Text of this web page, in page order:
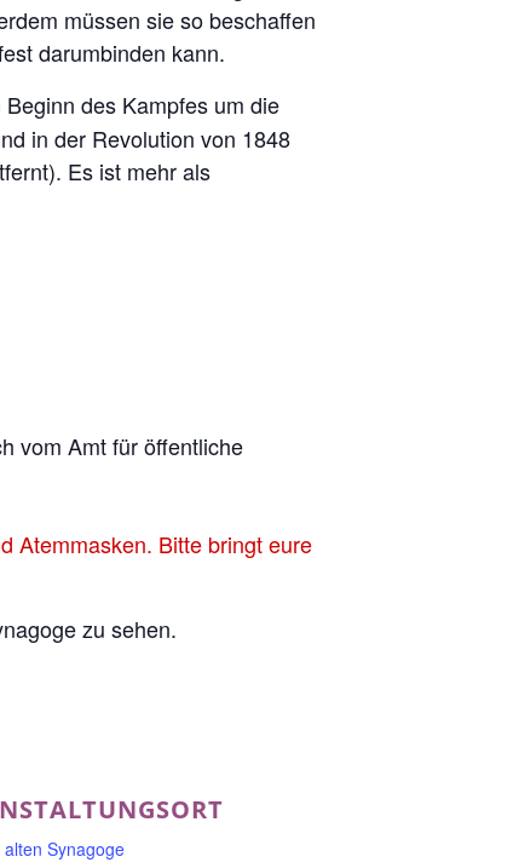
müssen sie so beschaffen
darumbinden kann.
des Kampfes um die
in der Revolution von 1848
Es ist mehr als
vom Amt für öffentliche
Atemmasken. Bitte bringt eure
zu sehen.
alten Synagoge